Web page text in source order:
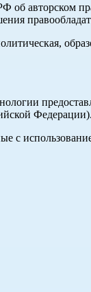
об
Федерации).
с